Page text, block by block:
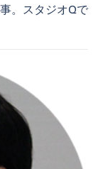
。スタジオQで